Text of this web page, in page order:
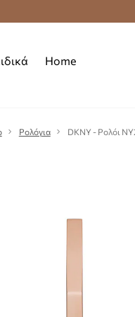
Δωρεάν
Home
Ρολόγια DKNY - Ρολόι